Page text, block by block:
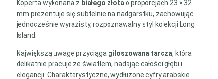
Koperta wykonana z białego złota o proporcjach 23 × 32
mm prezentuje się subtelnie na nadgarstku, zachowując
jednocześnie wyrazisty, rozpoznawalny styl kolekcji Long
Island.
Największą uwagę przyciąga giloszowana tarcza, która
delikatnie pracuje ze światłem, nadając całości głębi i
elegancji. Charakterystyczne, wydłużone cyfry arabskie